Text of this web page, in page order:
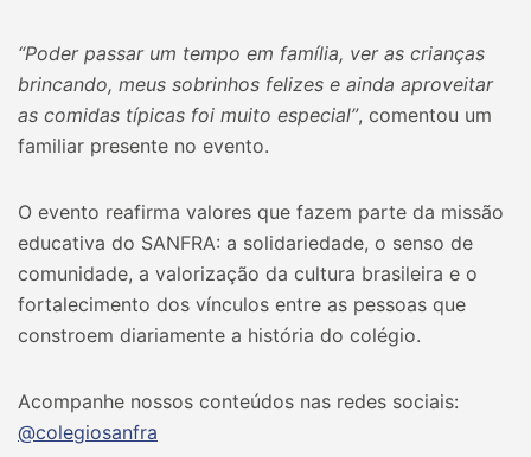
“Poder passar um tempo em família, ver as crianças
brincando, meus sobrinhos felizes e ainda aproveitar
as comidas típicas foi muito especial”, comentou um
familiar presente no evento.
O evento reafirma valores que fazem parte da missão
educativa do SANFRA: a solidariedade, o senso de
comunidade, a valorização da cultura brasileira e o
fortalecimento dos vínculos entre as pessoas que
constroem diariamente a história do colégio.
Acompanhe nossos conteúdos nas redes sociais:
@‌colegiosanfra